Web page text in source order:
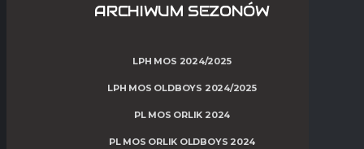
ARCHIWUM SEZONÓW
LPH MOS 2024/2025
LPH MOS OLDBOYS 2024/2025
PL MOS ORLIK 2024
PL MOS ORLIK OLDBOYS 2024